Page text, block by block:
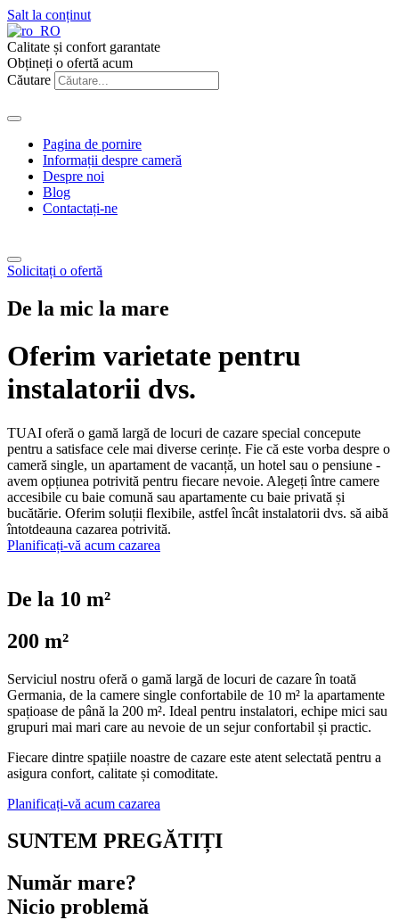
Salt la conținut
Calitate și confort garantate
Obțineți o ofertă acum
Căutare
Pagina de pornire
Informații despre cameră
Despre noi
Blog
Contactați-ne
Solicitați o ofertă
De la mic la mare
Oferim varietate pentru
instalatorii dvs.
TUAI oferă o gamă largă de locuri de cazare special concepute
pentru a satisface cele mai diverse cerințe. Fie că este vorba despre o
cameră single, un apartament de vacanță, un hotel sau o pensiune -
avem opțiunea potrivită pentru fiecare nevoie. Alegeți între camere
accesibile cu baie comună sau apartamente cu baie privată și
bucătărie. Oferim soluții flexibile, astfel încât instalatorii dvs. să aibă
întotdeauna cazarea potrivită.
Planificați-vă acum cazarea
De la 10 m²
200 m²
Serviciul nostru oferă o gamă largă de locuri de cazare în toată
Germania, de la camere single confortabile de 10 m² la apartamente
spațioase de până la 200 m². Ideal pentru instalatori, echipe mici sau
grupuri mai mari care au nevoie de un sejur confortabil și practic.
Fiecare dintre spațiile noastre de cazare este atent selectată pentru a
asigura confort, calitate și comoditate.
Planificați-vă acum cazarea
SUNTEM PREGĂTIȚI
Număr mare?
Nicio problemă